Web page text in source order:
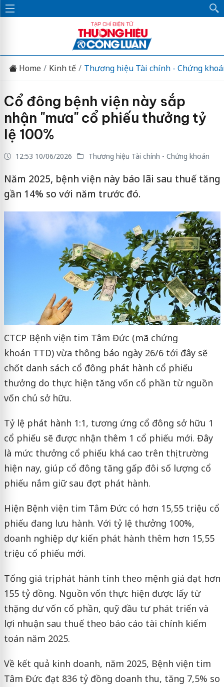
Home Kinh tế Thương hiệu Tài chính - Chứng
Cổ đông bệnh viện này sắp
nhận "mưa" cổ phiếu thưởng tỷ
lệ 100%
12:53 10/06/2026 Thương hiệu Tài chính - Chứng khoán
Năm 2025, bệnh viện này báo lãi sau thuế tăng
gần 14% so với năm trước đó.
CTCP Bệnh viện tim Tâm Đức (mã chứng
khoán TTD) vừa thông báo ngày 26/6 tới đây sẽ
chốt danh sách cổ đông phát hành cổ phiếu
thưởng do thực hiện tăng vốn cổ phần từ nguồn
vốn chủ sở hữu.
Tỷ lệ phát hành 1:1, tương ứng cổ đông sở hữu 1
cổ phiếu sẽ được nhận thêm 1 cổ phiếu mới. Đây
là mức thưởng cổ phiếu khá cao trên thị trường
hiện nay, giúp cổ đông tăng gấp đôi số lượng cổ
phiếu nắm giữ sau đợt phát hành.
Hiện Bệnh viện tim Tâm Đức có hơn 15,55 triệu cổ
phiếu đang lưu hành. Với tỷ lệ thưởng 100%,
doanh nghiệp dự kiến phát hành thêm hơn 15,55
triệu cổ phiếu mới.
Tổng giá trị phát hành tính theo mệnh giá đạt hơn
155 tỷ đồng. Nguồn vốn thực hiện được lấy từ
thặng dư vốn cổ phần, quỹ đầu tư phát triển và
lợi nhuận sau thuế theo báo cáo tài chính kiểm
toán năm 2025.
Về kết quả kinh doanh, năm 2025, Bệnh viện tim
Tâm Đức đạt 836 tỷ đồng doanh thu, tăng 7,5% so